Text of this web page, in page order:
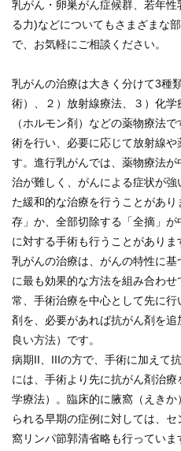
九州大学大学
九州大学大学
生体防御
九州大学大学
九州
九州大学病
乳がん・卵巣がん症候群、若年
る力)などについてもさまざまな
で、お気軽にご相談ください。
乳がんの治療は大きく分けて3種
術）、２）放射線療法、３）化
（ホルモン剤）などの薬物療法
術を行い、必要に応じて放射線
す。進行乳がんでは、薬物療法
治が難しく、がんによる症状が
た緩和的な治療を行うことがあ
存」か、全部切除する「全摘」
に対する手術も行うことがありま
乳がんの治療は、がんの特性に
に最も効果的な方法を組み合わ
常、手術治療を中心として先に
剤を、必要があれば抗がん剤を
良い方法）です。
病期II、IIIの方で、手術に加えて
には、手術より先に抗がん剤治
学療法）。臨床的に腋窩（えきか
られる早期の症例に対しては、
窩リンパ節郭清省略も行っていま